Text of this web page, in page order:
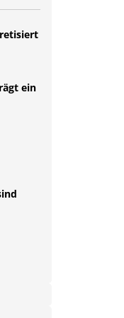
ein